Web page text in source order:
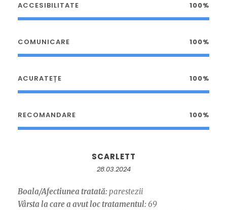
ACCESIBILITATE 100%
COMUNICARE 100%
ACURATEȚE 100%
RECOMANDARE 100%
SCARLETT
28.03.2024
Boala/Afectiunea tratată: parestezii
Vârsta la care a avut loc tratamentul: 69